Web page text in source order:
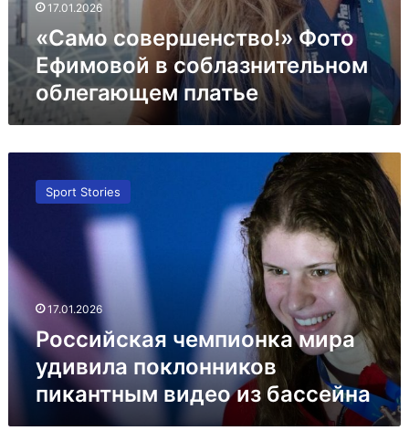
17.01.2026
«Само совершенство!» Фото
Ефимовой в соблазнительном
облегающем платье
чемпионка
мира
пикантным
видео
бассейна
Sport Stories
17.01.2026
Российская чемпионка мира
удивила поклонников
пикантным видео из бассейна